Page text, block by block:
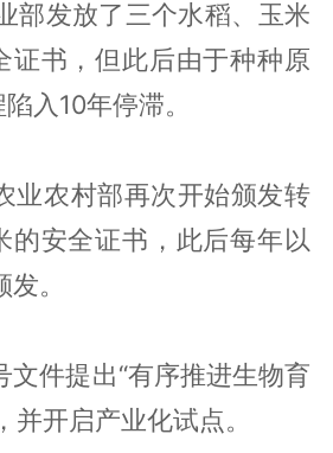
部发放了三个水稻、玉米
证书，但此后由于种种原
入10年停滞。
业农村部再次开始颁发转
的安全证书，此后每年以
。
文件提出“有序推进生物育
并开启产业化试点。